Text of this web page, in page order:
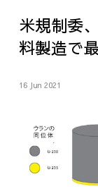
米規制委
料製造で
16 Jun 2021